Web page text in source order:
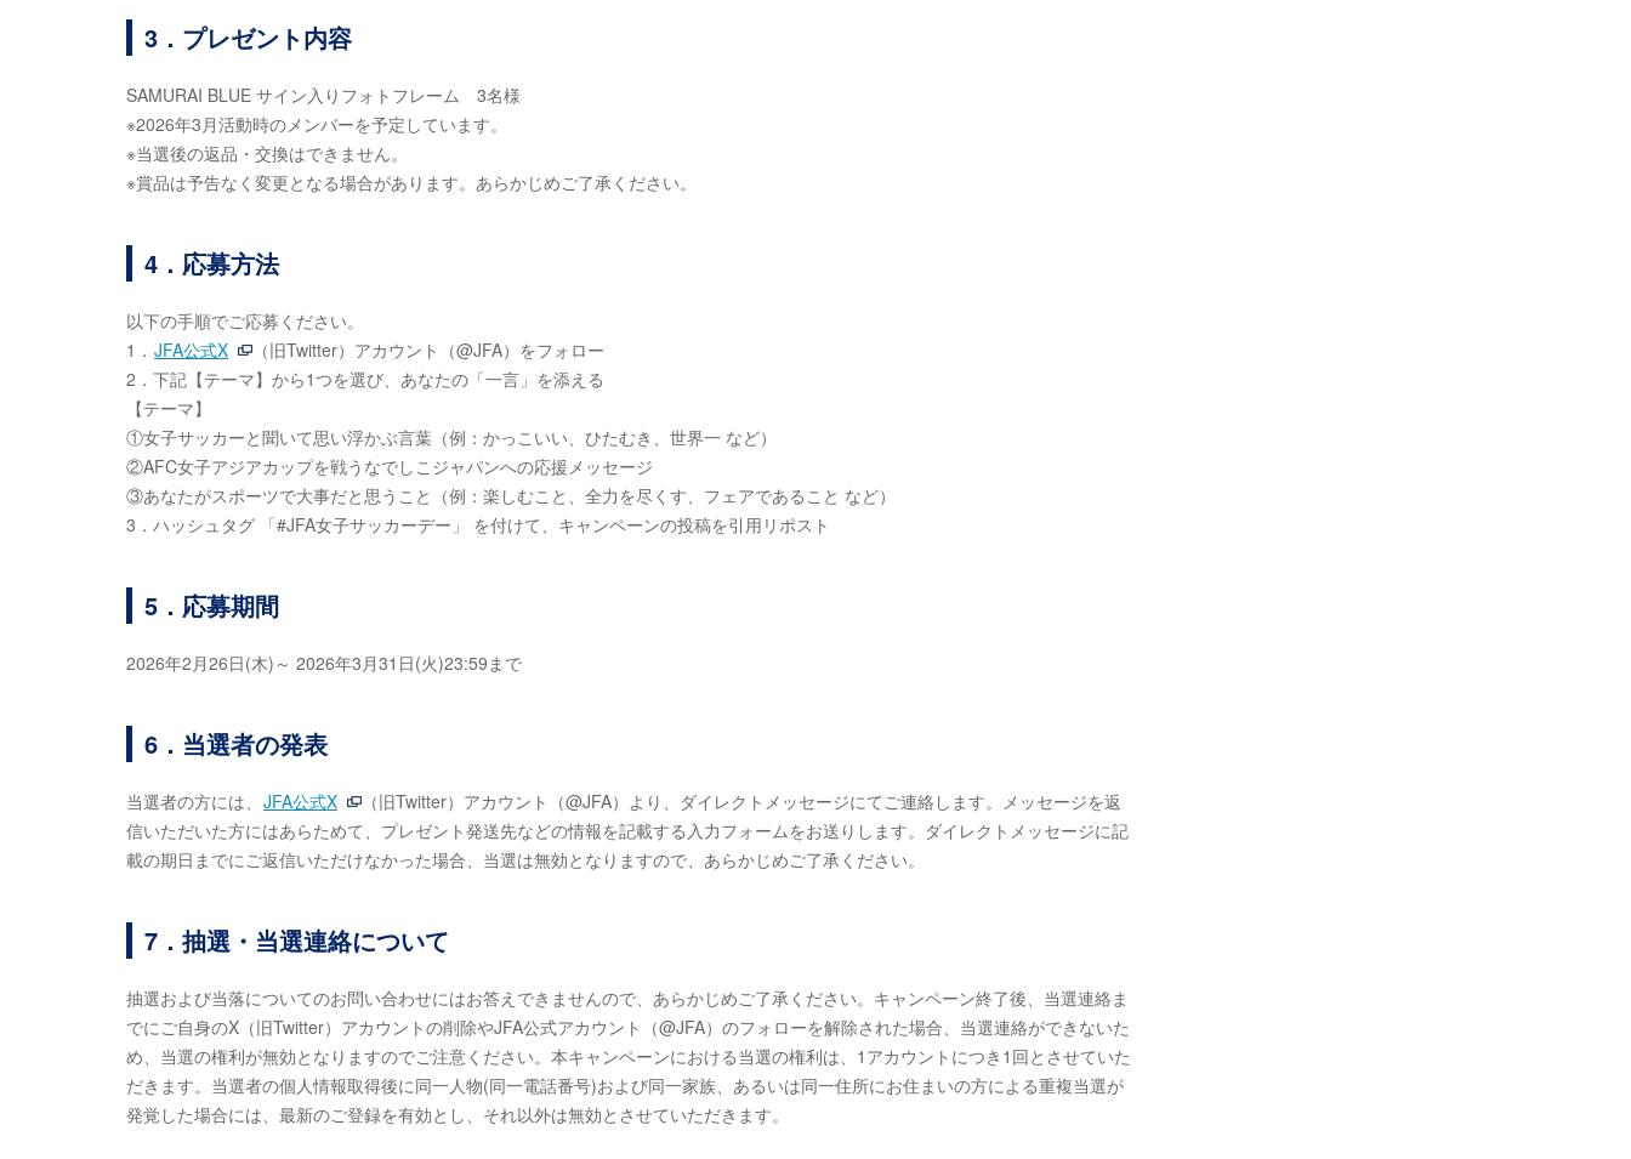
3．プレゼント内容
SAMURAI BLUE サイン入りフォトフレーム 3名様
※2026年3月活動時のメンバーを予定しています。
※当選後の返品・交換はできません。
※賞品は予告なく変更となる場合があります。あらかじめご了承ください。
4．応募方法
以下の手順でご応募ください。
1． JFA公式X
（旧Twitter）アカウント（@JFA）をフォロー
2．下記【テーマ】から1つを選び、あなたの「一言」を添える
【テーマ】
①女子サッカーと聞いて思い浮かぶ言葉（例：かっこいい、ひたむき、世界一 など）
②AFC女子アジアカップを戦うなでしこジャパンへの応援メッセージ
③あなたがスポーツで大事だと思うこと（例：楽しむこと、全力を尽くす、フェアであること など）
3．ハッシュタグ 「#JFA女子サッカーデー」 を付けて、キャンペーンの投稿を引用リポスト
5．応募期間
2026年2月26日(木)～ 2026年3月31日(火)23:59まで
6．当選者の発表
当選者の方には、 JFA公式X
（旧Twitter）アカウント（@JFA）より、ダイレクトメッセージにてご連絡します。メッセージを返
信いただいた方にはあらためて、プレゼント発送先などの情報を記載する入力フォームをお送りします。ダイレクトメッセージに記
載の期日までにご返信いただけなかった場合、当選は無効となりますので、あらかじめご了承ください。
7．抽選・当選連絡について
抽選および当落についてのお問い合わせにはお答えできませんので、あらかじめご了承ください。キャンペーン終了後、当選連絡ま
でにご自身のX（旧Twitter）アカウントの削除やJFA公式アカウント（@JFA）のフォローを解除された場合、当選連絡ができないた
め、当選の権利が無効となりますのでご注意ください。本キャンペーンにおける当選の権利は、1アカウントにつき1回とさせていた
だきます。当選者の個人情報取得後に同一人物(同一電話番号)および同一家族、あるいは同一住所にお住まいの方による重複当選が
発覚した場合には、最新のご登録を有効とし、それ以外は無効とさせていただきます。